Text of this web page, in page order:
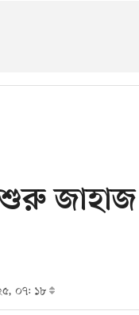
জাহাজ
০৭: ১৮